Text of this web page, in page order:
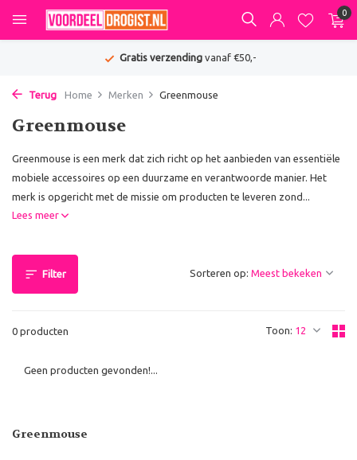
0
Gratis verzendingvanaf €50,-
Terug Home Merken Greenmouse
Greenmouse
Greenmouse is een merk dat zich richt op het aanbieden van essentiële
mobiele accessoires op een duurzame en verantwoorde manier. Het
merk is opgericht met de missie om producten te leveren zond...
Lees meer
Filter
0 producten Toon:
Sorteren op:
Geen producten gevonden!...
Greenmouse